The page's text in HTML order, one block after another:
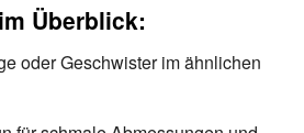
Überblick:
oder Geschwister im ähnlichen